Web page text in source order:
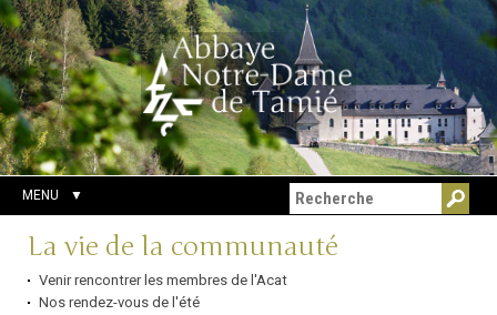
Aller
au
contenu.
|
Aller
à
la
navigation
Outils
personnels
Chercher par
Recherche
avancée…
MENU
Navigation
La vie de la communauté
Venir rencontrer les membres de l'Acat
Nos rendez-vous de l'été